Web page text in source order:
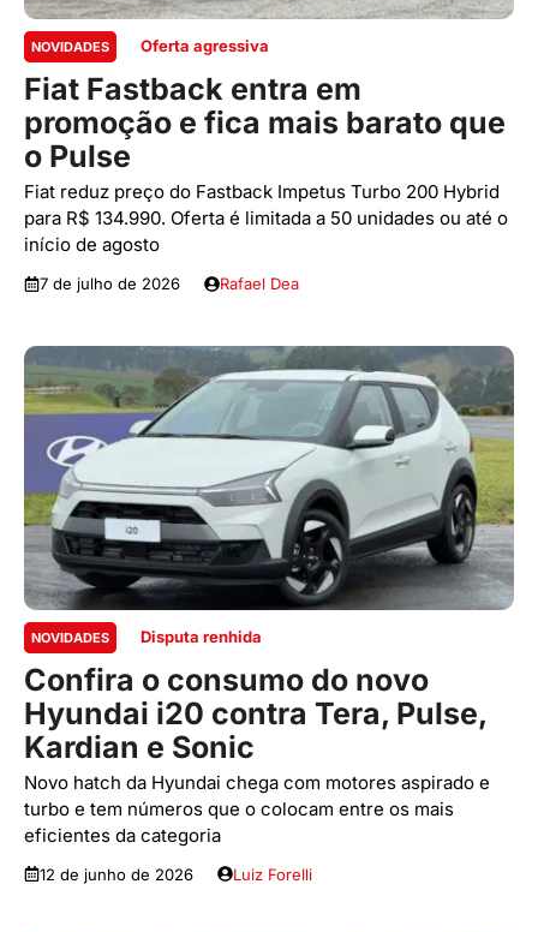
NOVIDADES Oferta agressiva
Fiat Fastback entra em
promoção e fica mais barato que
o Pulse
Fiat reduz preço do Fastback Impetus Turbo 200 Hybrid
para R$ 134.990. Oferta é limitada a 50 unidades ou até o
início de agosto
7 de julho de 2026 Rafael Dea
NOVIDADES Disputa renhida
Confira o consumo do novo
Hyundai i20 contra Tera, Pulse,
Kardian e Sonic
Novo hatch da Hyundai chega com motores aspirado e
turbo e tem números que o colocam entre os mais
eficientes da categoria
12 de junho de 2026 Luiz Forelli